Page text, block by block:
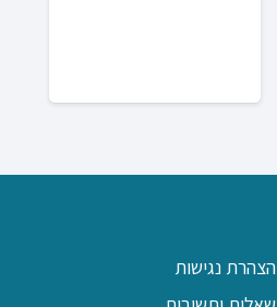
הצהרת נגישות